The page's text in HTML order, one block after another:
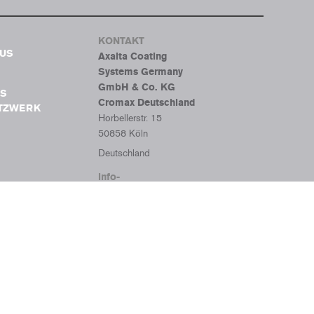
KONTAKT
Axalta Coating
Systems Germany
GmbH & Co. KG
Cromax Deutschland
Horbellerstr. 15
50858 Köln
Deutschland
info-